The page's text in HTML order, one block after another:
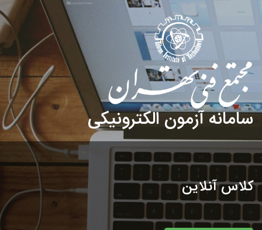
سامانه آزمون الکترونیکی
کلاس آنلاین